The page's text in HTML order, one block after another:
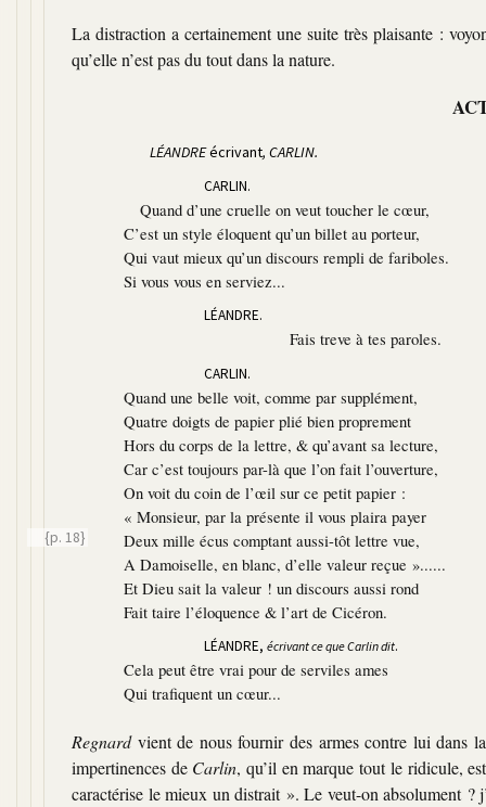
La distraction a certainement une suite très plaisante :
qu’elle n’est pas du tout dans la nature.
LÉANDREécrivant, CARLIN.
CARLIN.
Quand d’une cruelle on veut toucher le cœur,
C’est un style éloquent qu’un billet au porteur,
Qui vaut mieux qu’un discours rempli de fariboles.
Si vous vous en serviez...
LÉANDRE.
Fais treve à tes paroles.
CARLIN.
Quand une belle voit, comme par supplément,
Quatre doigts de papier plié bien proprement
Hors du corps de la lettre, & qu’avant sa lecture,
Car c’est toujours par-là que l’on fait l’ouverture,
On voit du coin de l’œil sur ce petit papier :
« Monsieur, par la présente il vous plaira payer
{p. 18}
Deux mille écus comptant aussi-tôt lettre vue,
A Damoiselle, en blanc, d’elle valeur reçue »......
Et Dieu sait la valeur ! un discours aussi rond
Fait taire l’éloquence & l’art de Cicéron.
LÉANDRE,écrivant ce que Carlin dit.
Cela peut être vrai pour de serviles ames
Qui trafiquent un cœur...
Regnardvient de nous fournir des armes contre lui dans
impertinences de Carlin, qu’il en marque tout le ridicule,
caractérise le mieux un distrait ». Le veut-on absolument ?